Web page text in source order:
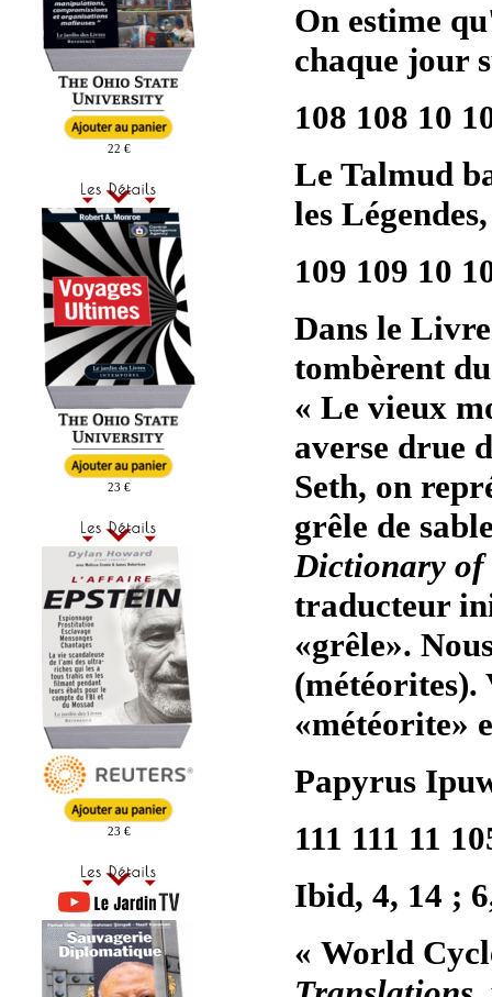
22 €
23 €
23 €
On estime
chaque jour
108 108 10
Le Talmud
les
109 109 10
Dans le
tombèrent
« Le vieux
averse drue
Seth, on
grêle de
Dictionary of
traducteur
«grêle».
«météorite»
Papyrus
111 111 11
Ibid, 4, 14 ;
« World